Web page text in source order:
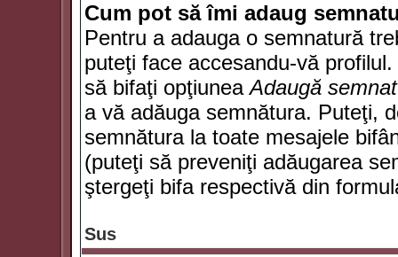
Cum pot să îmi adaug
Pentru a adauga o semnatură
puteţi face accesandu-vă
să bifaţi opţiuneaAdaugă
a vă adăuga semnătura. Puteţi,
semnătura la toate mesajele
(puteţi să preveniţi adăugarea
ştergeţi bifa respectivă din
Sus